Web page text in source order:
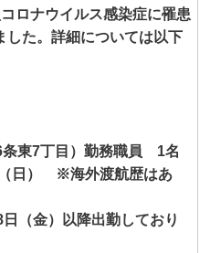
ロナウイルス感染症に罹患
した。詳細については以下
条東7丁目）勤務職員 1名
日） ※海外渡航歴はあ
日（金）以降出勤しており